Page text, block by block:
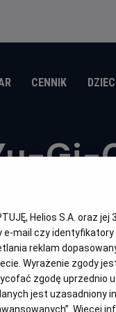
CENNIK
Gi-
Oh! The Dark Side of
Helios S.A. oraz jej
e-mail czy
reklam
Wyrażenie zgody
zgodę uprzednio
jest uzasadniony
Więcej